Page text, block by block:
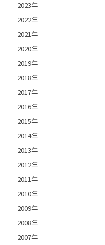
2023年
2022年
2021年
2020年
2019年
2018年
2017年
2016年
2015年
2014年
2013年
2012年
2011年
2010年
2009年
2008年
2007年